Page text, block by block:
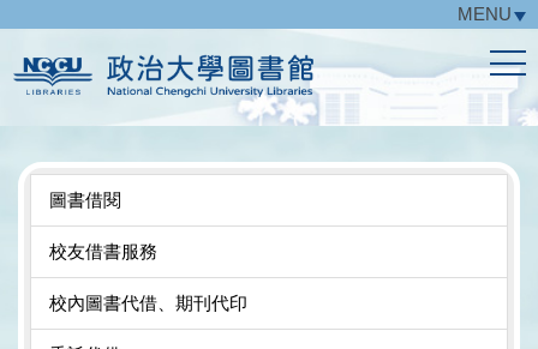
主
要
區
MENU
圖書借閱
校友借書服務
校內圖書代借、期刊代印